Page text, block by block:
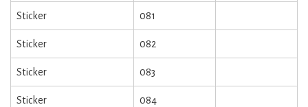
Sticker 081
Sticker 082
Sticker 083
Sticker 084